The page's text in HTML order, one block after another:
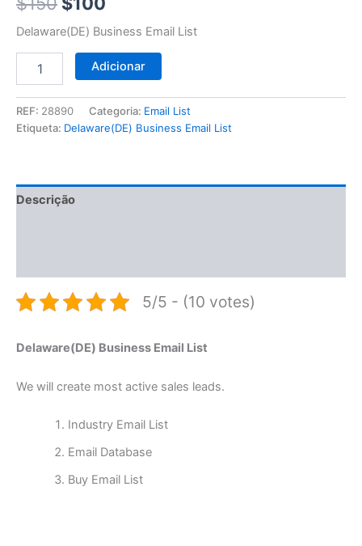
Delaware(DE) Business Email List
Adicionar
REF: 28890 Categoria: Email List
Etiqueta: Delaware(DE) Business Email List
Descrição
5/5 - (10 votes)
Delaware(DE) Business Email List
We will create most active sales leads.
Industry Email List
Email Database
Buy Email List